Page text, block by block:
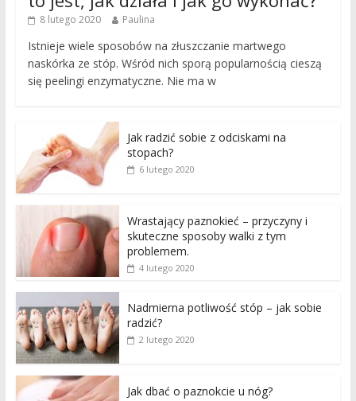
8 lutego 2020 Paulina
Istnieje wiele sposobów na złuszczanie martwego
naskórka ze stóp. Wśród nich sporą popularnością cieszą
się peelingi enzymatyczne. Nie ma w
Jak radzić sobie z odciskami na
stopach?
6 lutego 2020
Wrastający paznokieć – przyczyny i
skuteczne sposoby walki z tym
problemem.
4 lutego 2020
Nadmierna potliwość stóp – jak sobie
radzić?
2 lutego 2020
Jak dbać o paznokcie u nóg?